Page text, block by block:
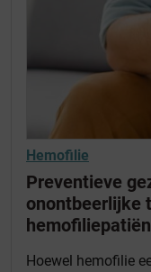
Hemofilie
Preventieve
onontbeerlijke
Hoewel hemofilie